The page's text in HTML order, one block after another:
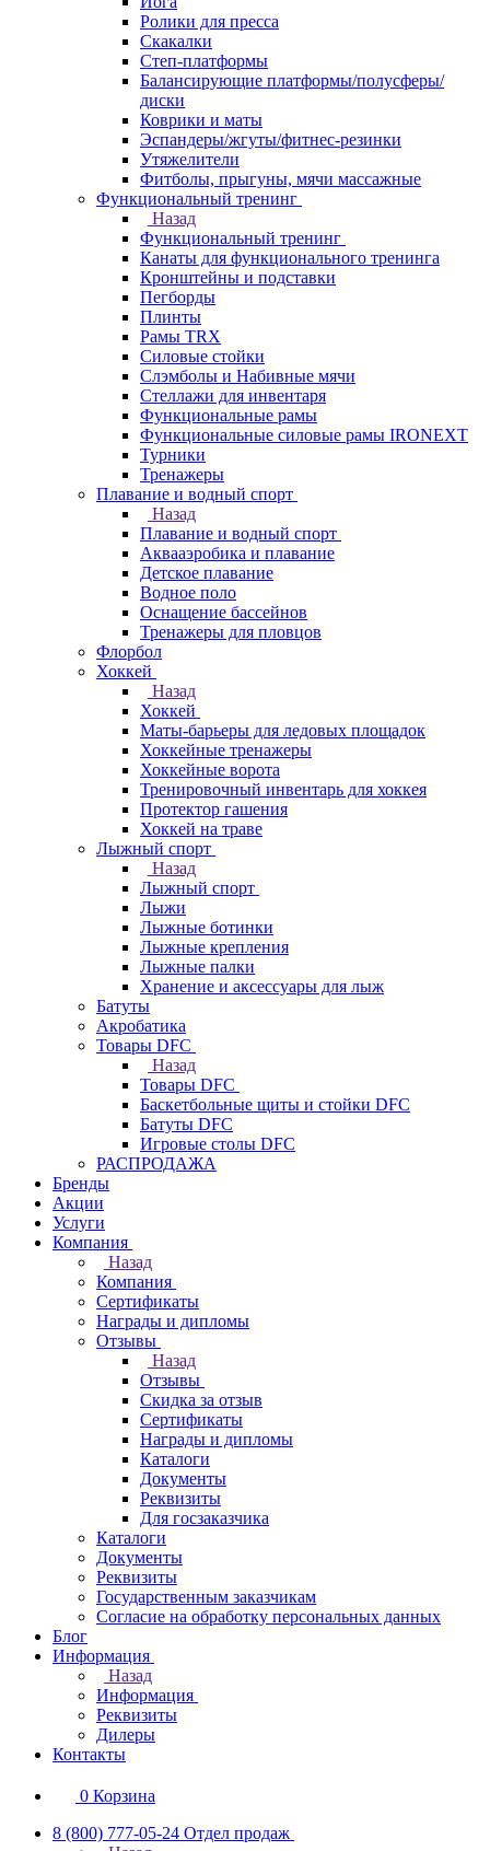
Ролики для пресса
Скакалки
Степ-платформы
Балансирующие платформы/полусферы/
диски
Коврики и маты
Эспандеры/жгуты/фитнес-резинки
Утяжелители
Фитболы, прыгуны, мячи массажные
Функциональный тренинг
Назад
Функциональный тренинг
Канаты для функционального тренинга
Кронштейны и подставки
Пегборды
Плинты
Рамы TRX
Силовые стойки
Слэмболы и Набивные мячи
Стеллажи для инвентаря
Функциональные рамы
Функциональные силовые рамы IRONEXT
Турники
Тренажеры
Плавание и водный спорт
Назад
Плавание и водный спорт
Аквааэробика и плавание
Детское плавание
Водное поло
Оснащение бассейнов
Тренажеры для пловцов
Флорбол
Хоккей
Назад
Хоккей
Маты-барьеры для ледовых площадок
Хоккейные тренажеры
Хоккейные ворота
Тренировочный инвентарь для хоккея
Протектор гашения
Хоккей на траве
Лыжный спорт
Назад
Лыжный спорт
Лыжи
Лыжные ботинки
Лыжные крепления
Лыжные палки
Хранение и аксессуары для лыж
Батуты
Акробатика
Товары DFC
Назад
Товары DFC
Баскетбольные щиты и стойки DFC
Батуты DFC
Игровые столы DFC
РАСПРОДАЖА
Бренды
Акции
Услуги
Компания
Назад
Компания
Сертификаты
Награды и дипломы
Отзывы
Назад
Отзывы
Скидка за отзыв
Сертификаты
Награды и дипломы
Каталоги
Документы
Реквизиты
Для госзаказчика
Каталоги
Документы
Реквизиты
Государственным заказчикам
Согласие на обработку персональных данных
Блог
Информация
Назад
Информация
Реквизиты
Дилеры
Контакты
0 Корзина
8 (800) 777-05-24 Отдел продаж